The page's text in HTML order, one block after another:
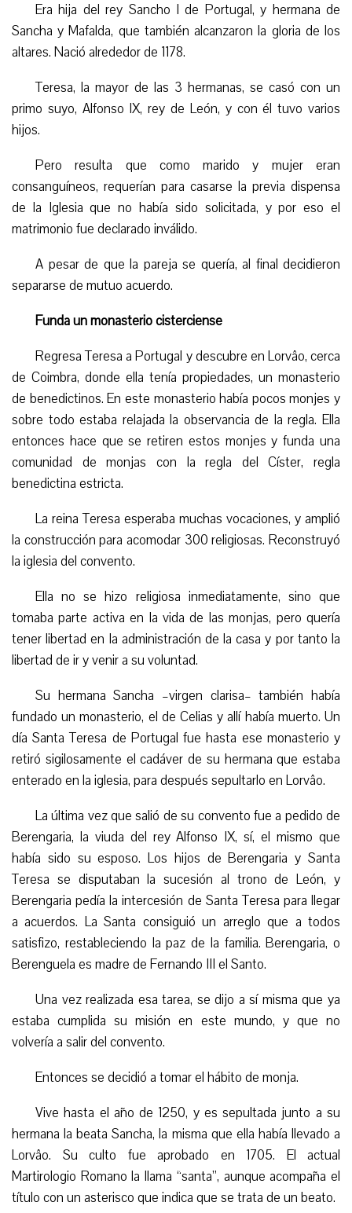
Era hija del rey Sancho I de Portugal, y hermana de
Sancha y Mafalda, que también alcanzaron la gloria de los
altares. Nació alrededor de 1178.
Teresa, la mayor de las 3 hermanas, se casó con un
primo suyo, Alfonso IX, rey de León, y con él tuvo varios
hijos.
Pero resulta que como marido y mujer eran
consanguíneos, requerían para casarse la previa dispensa
de la Iglesia que no había sido solicitada, y por eso el
matrimonio fue declarado inválido.
A pesar de que la pareja se quería, al final decidieron
separarse de mutuo acuerdo.
Funda un monasterio cisterciense
Regresa Teresa a Portugal y descubre en Lorvâo, cerca
de Coimbra, donde ella tenía propiedades, un monasterio
de benedictinos. En este monasterio había pocos monjes y
sobre todo estaba relajada la observancia de la regla. Ella
entonces hace que se retiren estos monjes y funda una
comunidad de monjas con la regla del Císter, regla
benedictina estricta.
La reina Teresa esperaba muchas vocaciones, y amplió
la construcción para acomodar 300 religiosas. Reconstruyó
la iglesia del convento.
Ella no se hizo religiosa inmediatamente, sino que
tomaba parte activa en la vida de las monjas, pero quería
tener libertad en la administración de la casa y por tanto la
libertad de ir y venir a su voluntad.
Su hermana Sancha –virgen clarisa– también había
fundado un monasterio, el de Celias y allí había muerto. Un
día Santa Teresa de Portugal fue hasta ese monasterio y
retiró sigilosamente el cadáver de su hermana que estaba
enterado en la iglesia, para después sepultarlo en Lorvâo.
La última vez que salió de su convento fue a pedido de
Berengaria, la viuda del rey Alfonso IX, sí, el mismo que
había sido su esposo. Los hijos de Berengaria y Santa
Teresa se disputaban la sucesión al trono de León, y
Berengaria pedía la intercesión de Santa Teresa para llegar
a acuerdos. La Santa consiguió un arreglo que a todos
satisfizo, restableciendo la paz de la familia. Berengaria, o
Berenguela es madre de Fernando III el Santo.
Una vezrealizada esa tarea, se dijo a sí misma que ya
estaba cumplida su misión en este mundo, y que no
volvería a salir del convento.
Entonces se decidió a tomar el hábito de monja.
Vive hasta el año de 1250, y es sepultada junto a su
hermana la beata Sancha, la misma que ella había llevado a
Lorvâo. Su culto fue aprobado en 1705. El actual
Martirologio Romano la llama “santa”, aunque acompaña el
título con un asterisco que indica que se trata de un beato.